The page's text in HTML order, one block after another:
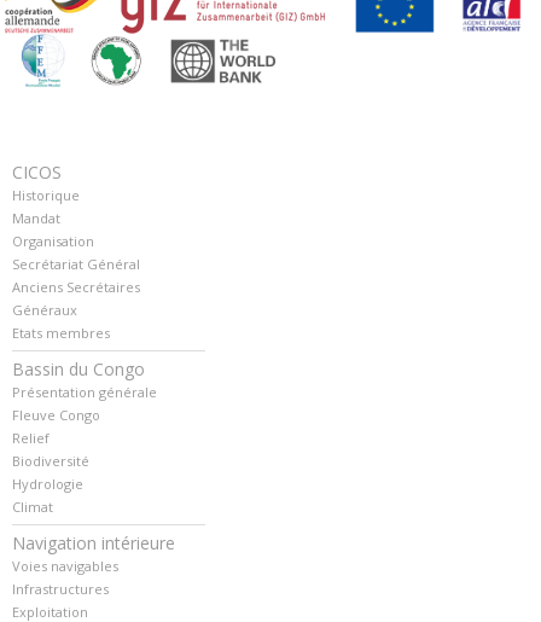
CICOS
Historique
Mandat
Organisation
Secrétariat Général
Anciens Secrétaires
Généraux
Etats membres
Bassin du Congo
Présentation générale
Fleuve Congo
Relief
Biodiversité
Hydrologie
Climat
Navigation intérieure
Voies navigables
Infrastructures
Exploitation